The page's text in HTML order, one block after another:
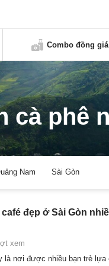
Combo đồng giá
cà phê
Nam Sài Gòn
đẹp ở Sài Gòn
xem
là nơi được nhiều bạn trẻ lựa